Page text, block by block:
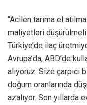
“Acilen tarıma el
maliyetleri
Türkiye’de ilaç
Avrupa’da, ABD’de
alıyoruz. Size çarpıcı
doğum oranlarında
azalıyor. Son